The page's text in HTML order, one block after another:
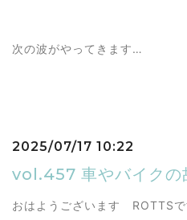
次の波がやってきます…
2025/07/17 10:22
vol.457 車やバイクの
おはようございます ROTTSで